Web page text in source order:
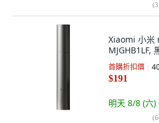
(
Xiaomi 小米
MJGHB1LF,
首購折扣價
$191
明天 8/8 (六)
(